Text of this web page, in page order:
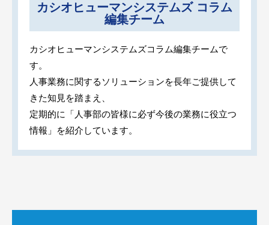
カシオヒューマンシステムズ コラム
編集チーム
カシオヒューマンシステムズコラム編集チームで
す。
人事業務に関するソリューションを長年ご提供して
きた知見を踏まえ、
定期的に「人事部の皆様に必ず今後の業務に役立つ
情報」を紹介しています。